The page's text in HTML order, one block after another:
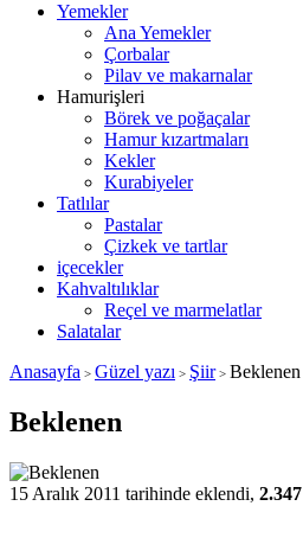
Yemekler
Ana Yemekler
Çorbalar
Pilav ve makarnalar
Hamurişleri
Börek ve poğaçalar
Hamur kızartmaları
Kekler
Kurabiyeler
Tatlılar
Pastalar
Çizkek ve tartlar
içecekler
Kahvaltılıklar
Reçel ve marmelatlar
Salatalar
Anasayfa > Güzel yazı > Şiir> Beklenen
Beklenen
15 Aralık 2011 tarihinde eklendi, 2.347